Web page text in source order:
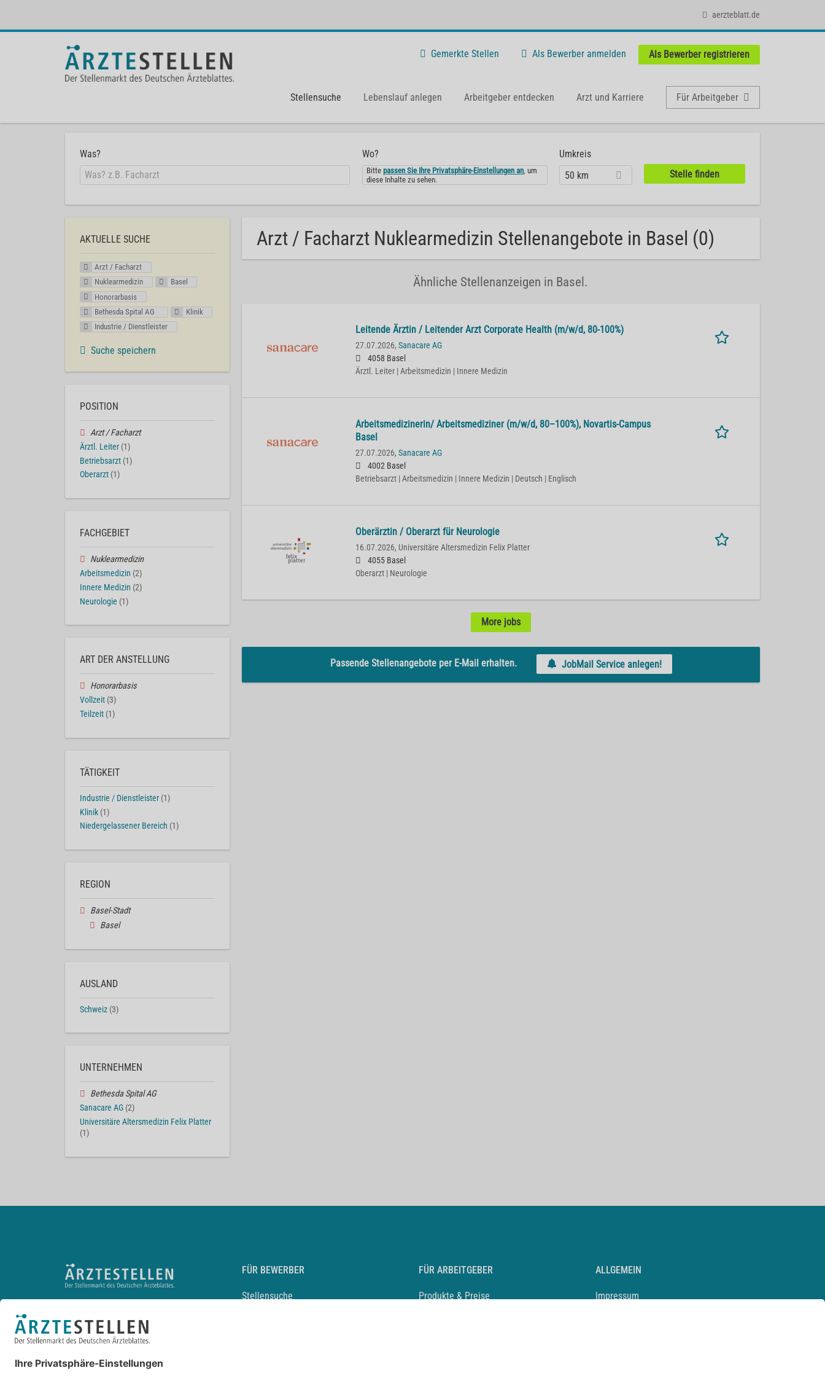
aerzteblatt.de
Gemerkte Stellen Als Bewerber anmelden Als Bewerber registrieren
Stellensuche Lebenslauf anlegen Arbeitgeber entdecken Arzt und Karriere Für Arbeitgeber
Was? Wo?
Bittepassen Sie Ihre Privatsphäre-Einstellungen an, um
diese Inhalte zu sehen.
Umkreis
50 km
Arzt / Facharzt Nuklearmedizin Stellenangebote in Basel (0)
Ähnliche Stellenanzeigen in Basel.
Lei­ten­de Ärz­tin / Lei­ten­der Arzt Cor­po­ra­te He­alth (m/w/d, 80-100%)
27.07.2026, Sanacare AG
4058 Basel
Ärztl. Leiter | Arbeitsmedizin | Innere Medizin
Ar­beits­me­di­zi­ne­rin/ Ar­beits­me­di­zi­ner (m/w/d, 80–100%), No­var­tis-Cam­pus
Basel
27.07.2026, Sanacare AG
4002 Basel
Betriebsarzt | Arbeitsmedizin | Innere Medizin | Deutsch | Englisch
Oberärztin / Oberarzt für Neurologie
16.07.2026, Universitäre Altersmedizin Felix Platter
4055 Basel
Oberarzt | Neurologie
More jobs
Passende Stellenangebote per E-Mail erhalten. JobMail Service anlegen!
AKTUELLE SUCHE
Arzt / Facharzt
Nuklearmedizin
Basel
Honorarbasis
Bethesda Spital AG
Klinik
Industrie / Dienstleister
Suche speichern
POSITION
Arzt / Facharzt
Ärztl. Leiter (1)
Betriebsarzt (1)
Oberarzt (1)
FACHGEBIET
Nuklearmedizin
Arbeitsmedizin (2)
Innere Medizin (2)
Neurologie (1)
ART DER ANSTELLUNG
Honorarbasis
Vollzeit (3)
Teilzeit (1)
TÄTIGKEIT
Industrie / Dienstleister (1)
Klinik (1)
Niedergelassener Bereich (1)
REGION
Basel-Stadt
Basel
AUSLAND
Schweiz (3)
UNTERNEHMEN
Bethesda Spital AG
Sanacare AG (2)
Universitäre Altersmedizin Felix Platter
(1)
FÜR BEWERBER
Stellensuche
FÜR ARBEITGEBER
Produkte & Preise
ALLGEMEIN
Impressum